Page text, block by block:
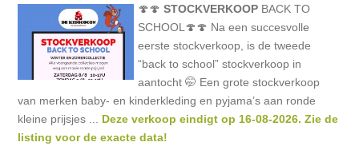
🍄🍄STOCKVERKOOP BACK TO
SCHOOL🍄🍄 Na een succesvolle
eerste stockverkoop, is de tweede
“back to school” stockverkoop in
aantocht 🤭 Een grote stockverkoop
van merken baby- en kinderkleding en pyjama’s aan ronde
kleine prijsjes ... Deze verkoop eindigt op 16-08-2026. Zie de
listing voor de exacte data!